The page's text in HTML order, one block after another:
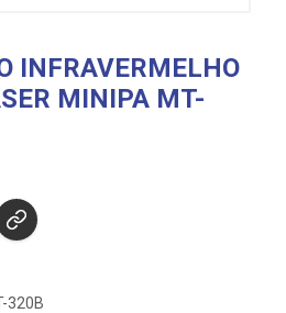
INFRAVERMELHO
MINIPA MT-
320B